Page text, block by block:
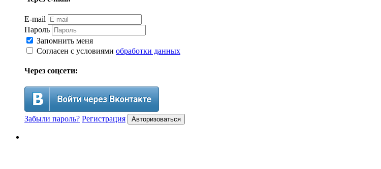
E-mail
Пароль
Запомнить меня
Согласен с условиями обработки данных
Через соцсети:
Забыли пароль? Регистрация Авторизоваться